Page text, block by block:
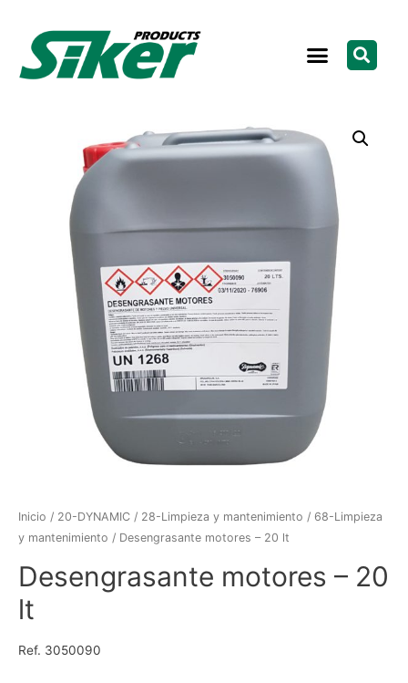
Inicio / 20-DYNAMIC / 28-Limpieza y mantenimiento / 68-Limpieza
y mantenimiento / Desengrasante motores – 20 lt
Desengrasante motores – 20
lt
Ref. 3050090